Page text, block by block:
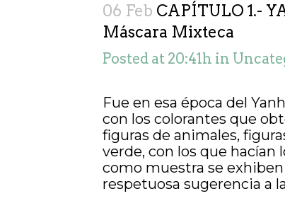
06 Feb CAPÍTULO 1.-
Máscara Mixteca
Posted at 20:41h in
Fue en esa época del
con los colorantes que
figuras de animales,
verde, con los que hacían
como muestra se
respetuosa sugerencia a